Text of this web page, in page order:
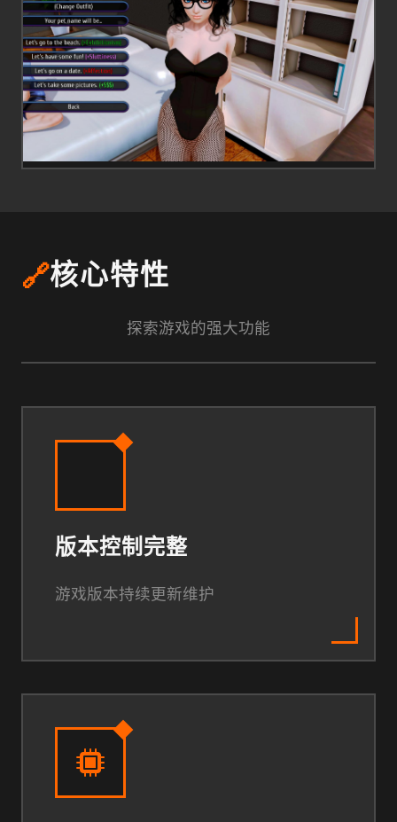
🔗核心特性
探索游戏的强大功能
版本控制完整
游戏版本持续更新维护